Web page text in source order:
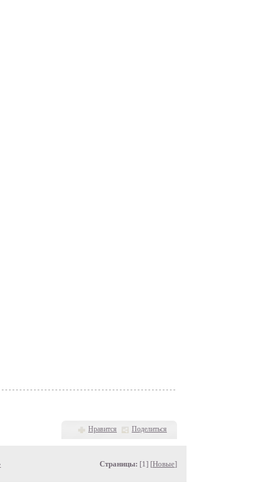
Нравится Поделиться
Страницы: [1] [Новые]